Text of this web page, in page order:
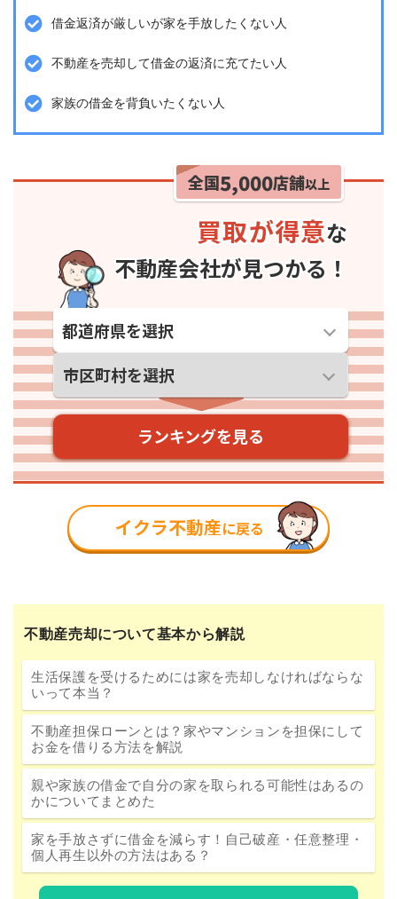
借金返済が厳しいが家を手放したくない人
不動産を売却して借金の返済に充てたい人
家族の借金を背負いたくない人
不動産売却について基本から解説
生活保護を受けるためには家を売却しなければならな
いって本当？
不動産担保ローンとは？家やマンションを担保にして
お金を借りる方法を解説
親や家族の借金で自分の家を取られる可能性はあるの
かについてまとめた
家を手放さずに借金を減らす！自己破産・任意整理・
個人再生以外の方法はある？